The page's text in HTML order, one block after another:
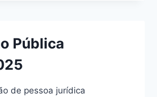
Pública
de pessoa jurídica